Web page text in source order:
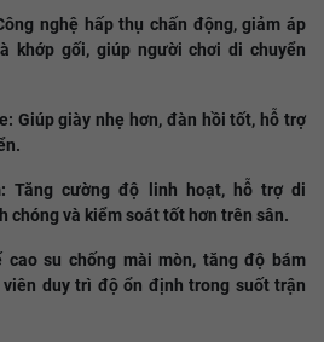
nghệ hấp thụ chấn động, giảm áp
khớp gối, giúp người chơi di chuyển
Giúp giày nhẹ hơn, đàn hồi tốt, hỗ trợ
Tăng cường độ linh hoạt, hỗ trợ di
chóng và kiểm soát tốt hơn trên sân.
cao su chống mài mòn, tăng độ bám
duy trì độ ổn định trong suốt trận